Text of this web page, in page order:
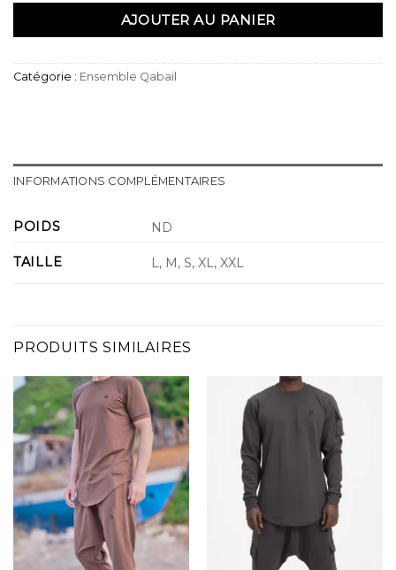
AJOUTER AU PANIER
Catégorie : Ensemble Qabail
INFORMATIONS COMPLÉMENTAIRES
POIDS ND
TAILLE L, M, S, XL, XXL
PRODUITS SIMILAIRES